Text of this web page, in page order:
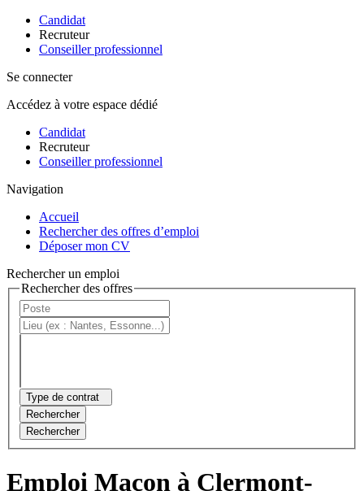
Candidat
Recruteur
Conseiller professionnel
Se connecter
Accédez à votre espace dédié
Candidat
Recruteur
Conseiller professionnel
Navigation
Accueil
Rechercher des offres d’emploi
Déposer mon CV
Rechercher un emploi
Rechercher des offres
Type de contrat
Rechercher
Rechercher
Emploi Maçon à Clermont-